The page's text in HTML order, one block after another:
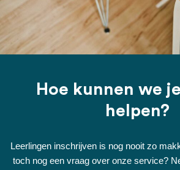
Hoe kunnen we
helpen?
Leerlingen inschrijven is nog nooit zo
toch nog een vraag over onze service?